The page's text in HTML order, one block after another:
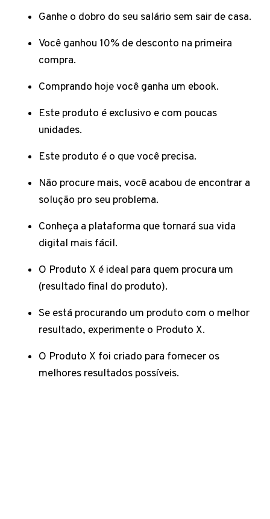
Ganhe o dobro do seu salário sem sair de casa.
Você ganhou 10% de desconto na primeira
compra.
Comprando hoje você ganha um ebook.
Este produto é exclusivo e com poucas
unidades.
Este produto é o que você precisa.
Não procure mais, você acabou de encontrar a
solução pro seu problema.
Conheça a plataforma que tornará sua vida
digital mais fácil.
O Produto X é ideal para quem procura um
(resultado final do produto).
Se está procurando um produto com o melhor
resultado, experimente o Produto X.
O Produto X foi criado para fornecer os
melhores resultados possíveis.